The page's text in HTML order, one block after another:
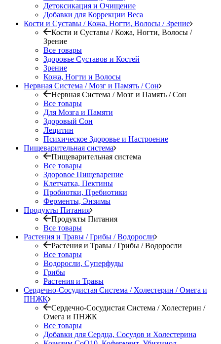
Детоксикация и Очищение
Добавки для Коррекции Веса
Кости и Суставы / Кожа, Ногти, Волосы / Зрение
Кости и Суставы / Кожа, Ногти, Волосы /
Зрение
Все товары
Здоровье Суставов и Костей
Зрение
Кожа, Ногти и Волосы
Нервная Система / Мозг и Память / Сон
Нервная Система / Мозг и Память / Сон
Все товары
Для Мозга и Памяти
Здоровый Сон
Лецитин
Психическое Здоровье и Настроение
Пищеварительная система
Пищеварительная система
Все товары
Здоровое Пищеварение
Клетчатка, Пектины
Пробиотки, Пребиотики
Ферменты, Энзимы
Продукты Питания
Продукты Питания
Все товары
Растения и Травы / Грибы / Водоросли
Растения и Травы / Грибы / Водоросли
Все товары
Водоросли, Суперфуды
Грибы
Растения и Травы
Сердечно-Сосудистая Система / Холестерин / Омега и
ПНЖК
Сердечно-Сосудистая Система / Холестерин /
Омега и ПНЖК
Все товары
Добавки для Сердца, Сосудов и Холестерина